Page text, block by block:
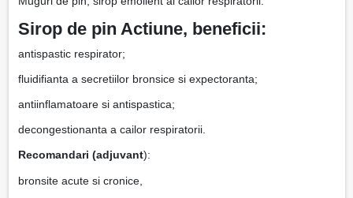
Sirop de pin Actiune, beneficii:
antispastic respirator;
fluidifianta a secretiilor bronsice si expectoranta;
antiinflamatoare si antispastica;
decongestionanta a cailor respiratorii.
Recomandari (adjuvant):
bronsite acute si cronice,